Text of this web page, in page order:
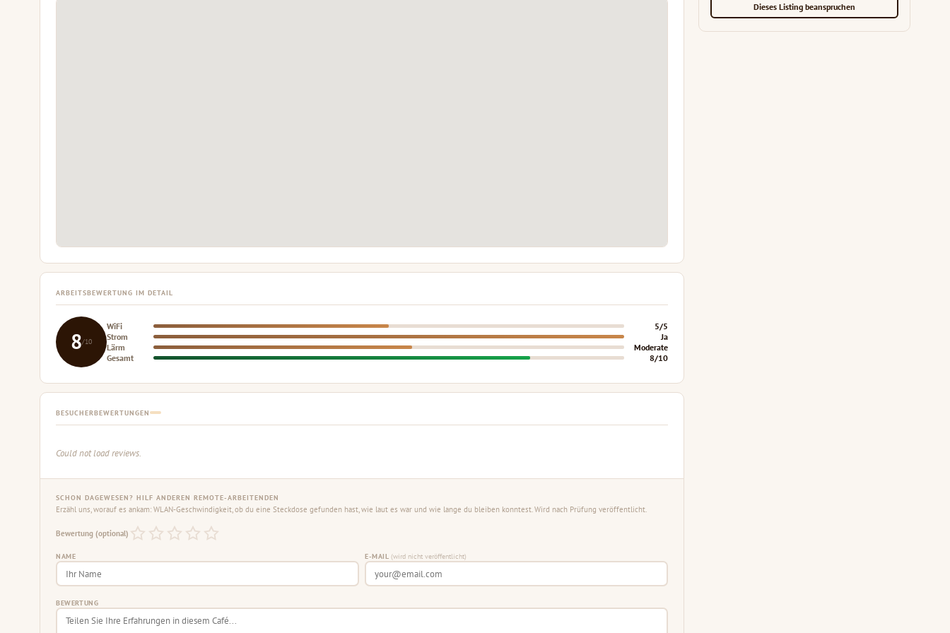
ARBEITSBEWERTUNG IM DETAIL
8/10
WiFi
5/5
Strom
Ja
Lärm
Moderate
Gesamt
8/10
BESUCHERBEWERTUNGEN
Could not load reviews.
SCHON DAGEWESEN? HILF ANDEREN REMOTE-ARBEITENDEN
Erzähl uns, worauf es ankam: WLAN-Geschwindigkeit, ob du eine Steckdose gefunden hast, wie laut es war und wie lange du bleiben konntest. Wird nach Prüfung veröffentlicht.
Bewertung (optional)
NAME E-MAIL(wird nicht veröffentlicht)
BEWERTUNG
Dieses Listing beanspruchen